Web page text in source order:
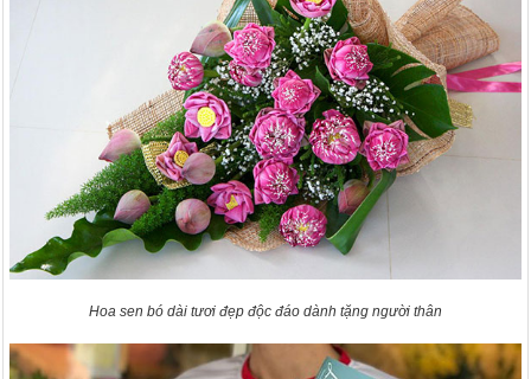
Hoa sen bó dài tươi đẹp độc đáo dành tặng người thân